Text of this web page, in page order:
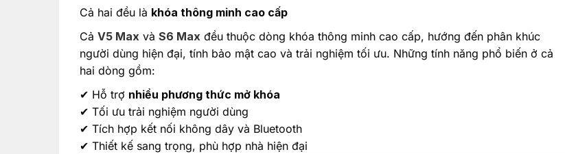
Cả hai đều là khóa thông minh cao cấp
Cả V5 Maxvà S6 Maxđều thuộc dòng khóa thông minh cao cấp, hướng đến phân khúc
người dùng hiện đại, tính bảo mật cao và trải nghiệm tối ưu. Những tính năng phổ biến ở cả
hai dòng gồm:
✔ Hỗ trợ nhiều phương thức mở khóa
✔ Tối ưu trải nghiệm người dùng
✔ Tích hợp kết nối không dây và Bluetooth
✔ Thiết kế sang trọng, phù hợp nhà hiện đại